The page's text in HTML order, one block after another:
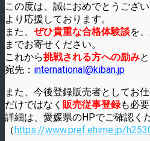
この度は、誠におめでとうござ
より応援しております。
また、 ぜひ貴重な合格体験談を、
までお寄せください。
これから挑戦される方への励み
宛先： international@kiban.jp
また、今後登録販売者としてお
だけではなく 販売従事登録も必要
詳細は、愛媛県のHPでご確認く
（https://www.pref.ehime.jp/